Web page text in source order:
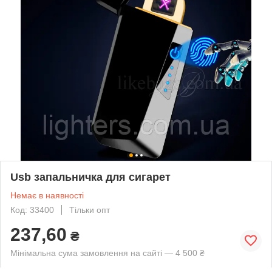
Usb запальничка для сигарет
Немає в наявності
Код: 33400
Тільки опт
237,60 ₴
Мінімальна сума замовлення на сайті — 4 500 ₴